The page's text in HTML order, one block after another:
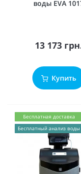
воды EVA
13 173
Купить
Бесплатная доставка
Бесплатный анализ воды